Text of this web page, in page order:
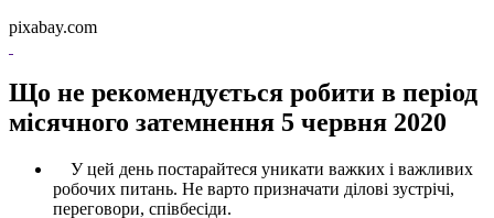
pixabay.com
Що не рекомендується робити в період
місячного затемнення 5 червня 2020
У цей день постарайтеся уникати важких і важливих
робочих питань. Не варто призначати ділові зустрічі,
переговори, співбесіди.